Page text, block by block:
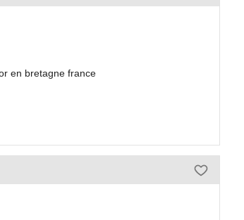
en bretagne france